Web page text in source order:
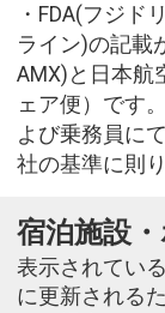
・FDA(フジド
ライン)の記載
AMX)と日本航
ェア便）です
よび乗務員に
社の基準に則り
宿泊施設
表示されてい
に更新される